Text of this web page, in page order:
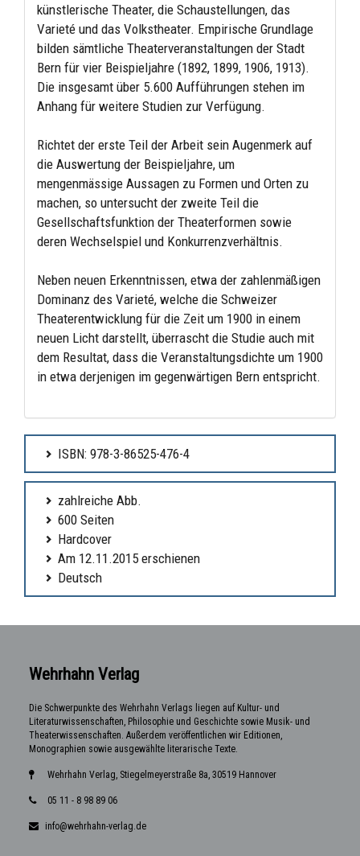
künstlerische Theater, die Schaustellungen, das
Varieté und das Volkstheater. Empirische Grundlage
bilden sämtliche Theaterveranstaltungen der Stadt
Bern für vier Beispieljahre (1892, 1899, 1906, 1913).
Die insgesamt über 5.600 Aufführungen stehen im
Anhang für weitere Studien zur Verfügung.
Richtet der erste Teil der Arbeit sein Augenmerk auf
die Auswertung der Beispieljahre, um
mengenmässige Aussagen zu Formen und Orten zu
machen, so untersucht der zweite Teil die
Gesellschaftsfunktion der Theaterformen sowie
deren Wechselspiel und Konkurrenzverhältnis.
Neben neuen Erkenntnissen, etwa der zahlenmäßigen
Dominanz des Varieté, welche die Schweizer
Theaterentwicklung für die Zeit um 1900 in einem
neuen Licht darstellt, überrascht die Studie auch mit
dem Resultat, dass die Veranstaltungsdichte um 1900
in etwa derjenigen im gegenwärtigen Bern entspricht.
ISBN: 978-3-86525-476-4
zahlreiche Abb.
600 Seiten
Hardcover
Am 12.11.2015 erschienen
Deutsch
Wehrhahn Verlag
Die Schwerpunkte des Wehrhahn Verlags liegen auf Kultur- und
Literaturwissenschaften, Philosophie und Geschichte sowie Musik- und
Theaterwissenschaften. Außerdem veröffentlichen wir Editionen,
Monographien sowie ausgewählte literarische Texte.
Wehrhahn Verlag, Stiegelmeyerstraße 8a, 30519 Hannover
05 11 - 8 98 89 06
info@wehrhahn-verlag.de